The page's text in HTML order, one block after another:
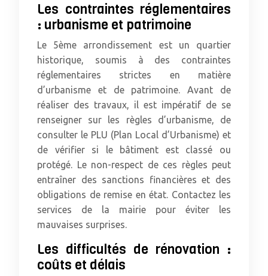
Les contraintes réglementaires
: urbanisme et patrimoine
Le 5ème arrondissement est un quartier
historique, soumis à des contraintes
réglementaires strictes en matière
d’urbanisme et de patrimoine. Avant de
réaliser des travaux, il est impératif de se
renseigner sur les règles d’urbanisme, de
consulter le PLU (Plan Local d’Urbanisme) et
de vérifier si le bâtiment est classé ou
protégé. Le non-respect de ces règles peut
entraîner des sanctions financières et des
obligations de remise en état. Contactez les
services de la mairie pour éviter les
mauvaises surprises.
Les difficultés de rénovation :
coûts et délais